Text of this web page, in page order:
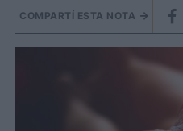
COMPARTÍ ESTA NOTA